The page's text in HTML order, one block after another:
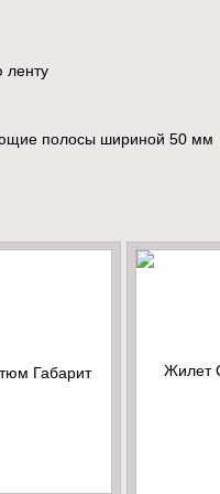
ленту
полосы шириной 50 мм